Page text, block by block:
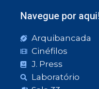
Navegue por
Arquibancada
Cinéfilos
J. Press
Laboratório